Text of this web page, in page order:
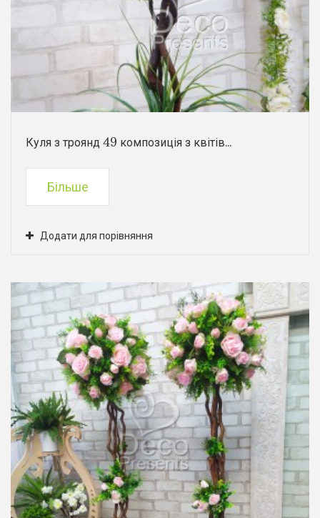
Куля з троянд 49 композиція з квітів...
Більше
Додати для порівняння